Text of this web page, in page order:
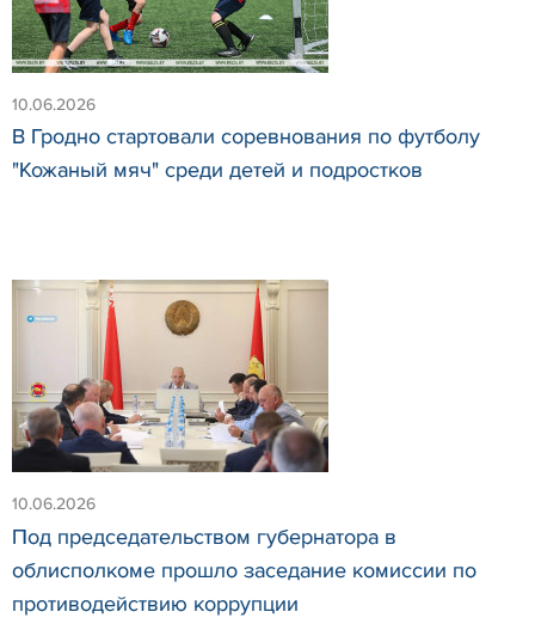
10.06.2026
В Гродно стартовали соревнования по футболу
"Кожаный мяч" среди детей и подростков
10.06.2026
Под председательством губернатора в
облисполкоме прошло заседание комиссии по
противодействию коррупции